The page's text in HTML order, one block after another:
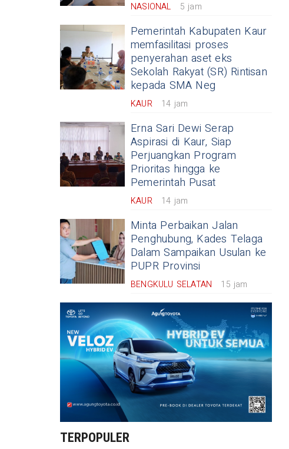
NASIONAL 5 jam
Pemerintah Kabupaten Kaur
memfasilitasi proses
penyerahan aset eks
Sekolah Rakyat (SR) Rintisan
kepada SMA Neg
KAUR 14 jam
Erna Sari Dewi Serap
Aspirasi di Kaur, Siap
Perjuangkan Program
Prioritas hingga ke
Pemerintah Pusat
KAUR 14 jam
Minta Perbaikan Jalan
Penghubung, Kades Telaga
Dalam Sampaikan Usulan ke
PUPR Provinsi
BENGKULU SELATAN 15 jam
TERPOPULER